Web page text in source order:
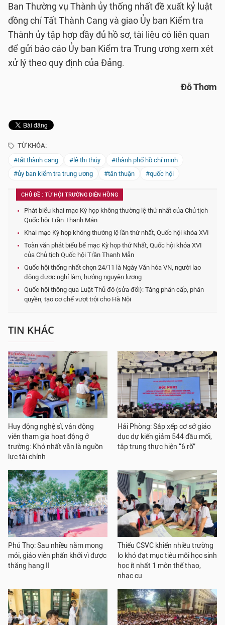
Ban Thường vụ Thành ủy thống nhất đề xuất kỷ luật
đồng chí Tất Thành Cang và giao Ủy ban Kiểm tra
Thành ủy tập hợp đầy đủ hồ sơ, tài liệu có liên quan
để gửi báo cáo Ủy ban Kiểm tra Trung ương xem xét
xử lý theo quy định của Đảng.
Đỗ Thơm
TỪ KHÓA:
#tất thành cang
#lê thị thủy
#thành phố hồ chí minh
#ủy ban kiểm tra trung ương
#tân thuận #quốc hội
CHỦ ĐỀ : TỪ HỘI TRƯỜNG DIÊN HỒNG
Phát biểu khai mạc Kỳ họp không thường lệ thứ nhất của Chủ tịch
Quốc hội Trần Thanh Mẫn
Khai mạc Kỳ họp không thường lệ lần thứ nhất, Quốc hội khóa XVI
Toàn văn phát biểu bế mạc Kỳ họp thứ Nhất, Quốc hội khóa XVI
của Chủ tịch Quốc hội Trần Thanh Mẫn
Quốc hội thống nhất chọn 24/11 là Ngày Văn hóa VN, người lao
động được nghỉ làm, hưởng nguyên lương
Quốc hội thông qua Luật Thủ đô (sửa đổi): Tăng phân cấp, phân
quyền, tạo cơ chế vượt trội cho Hà Nội
TIN KHÁC
Huy động nghệ sĩ, vận động
viên tham gia hoạt động ở
trường: Khó nhất vẫn là nguồn
lực tài chính
Hải Phòng: Sắp xếp cơ sở giáo
dục dự kiến giảm 544 đầu mối,
tập trung thực hiện “6 rõ”
Phú Thọ: Sau nhiều năm mong
mỏi, giáo viên phấn khởi vì được
thăng hạng II
Thiếu CSVC khiến nhiều trường
lo khó đạt mục tiêu mỗi học sinh
học ít nhất 1 môn thể thao,
nhạc cụ